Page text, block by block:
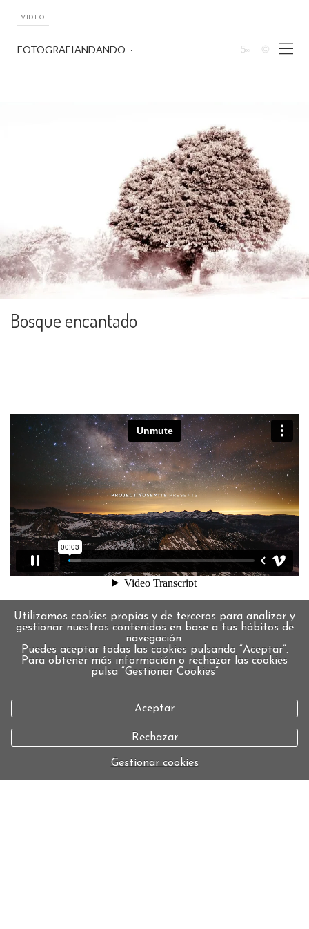
VIDEO
FOTOGRAFIANDANDO 5∞
Bosque encantado
Utilizamos cookies propias y de terceros para analizar y
gestionar nuestros contenidos en base a tus hábitos de
navegación.
Puedes aceptar todas las cookies pulsando “Aceptar”.
Para obtener más información o rechazar las cookies
pulsa “Gestionar Cookies“
Aceptar
Rechazar
Gestionar cookies